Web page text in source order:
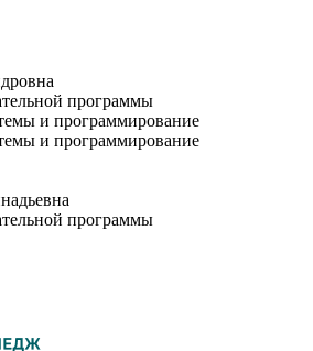
программы
и программирование
и программирование
программы